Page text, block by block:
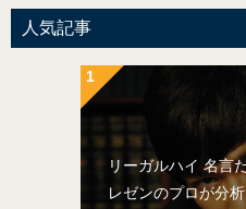
人気記事
リーガルハイ 名言
レゼンのプロが分